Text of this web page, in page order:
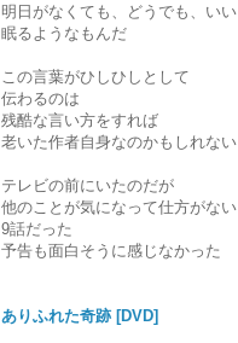
明日がなくても、どうでも、いい
眠るようなもんだ
この言葉がひしひしとして
伝わるのは
残酷な言い方をすれば
老いた作者自身なのかもしれない
テレビの前にいたのだが
他のことが気になって仕方がない
9話だった
予告も面白そうに感じなかった
ありふれた奇跡 [DVD]